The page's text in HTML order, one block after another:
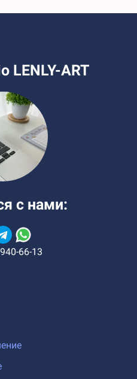
LENLY-ART
с нами:
66-13